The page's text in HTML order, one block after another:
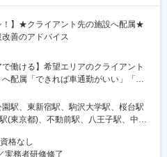
】★クライアント先の施設へ配属★
善のアドバイス
で働ける】希望エリアのクライアント
配属「できれば車通勤がいい」「未
緒に働きたい」等ご相談ください！
北海道・東北／北海道、岩手※、宮
、栃木、群馬＜3＞首都圏／東京、神
京都、兵庫、和歌山、奈良※＜7＞中
州／福岡、熊本※、長崎※、大分※、鹿
駅、東新宿駅、駒沢大学駅、桜台駅
(東京都)、不動前駅、八王子駅、中野
２８丁目駅、郡山駅(福島県)、愛子
格なし
実務者研修修了